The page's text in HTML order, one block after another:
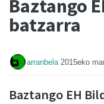
Baztango
batzarra
arranbela 2015eko
Baztango EH